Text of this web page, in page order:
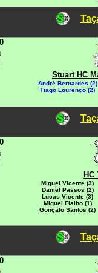
Stuart HC
André Bernardes (2)
Tiago Lourenço (2)
HC
Miguel Vicente (3)
Daniel Passos (2)
Lucas Vicente (3)
Miguel Fialho (1)
Gonçalo Santos (2)